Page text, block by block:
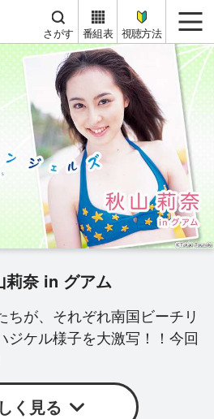
チャンネル
さがす 番組表 視聴方法
奈 in グアム
ちが、それぞれ南国ビーチリ
ジケル様子を大激写！！今回
く見る